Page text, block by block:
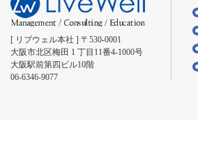
[ リブウェル本社 ] 〒530-0001
大阪市北区梅田 1 丁目11番4-1000号
大阪駅前第四ビル10階
06-6346-9077